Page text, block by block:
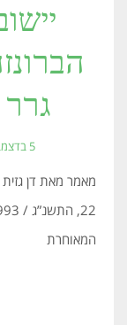
5 בדצמבר 2020
מאמר מאת דן
המאוחרת